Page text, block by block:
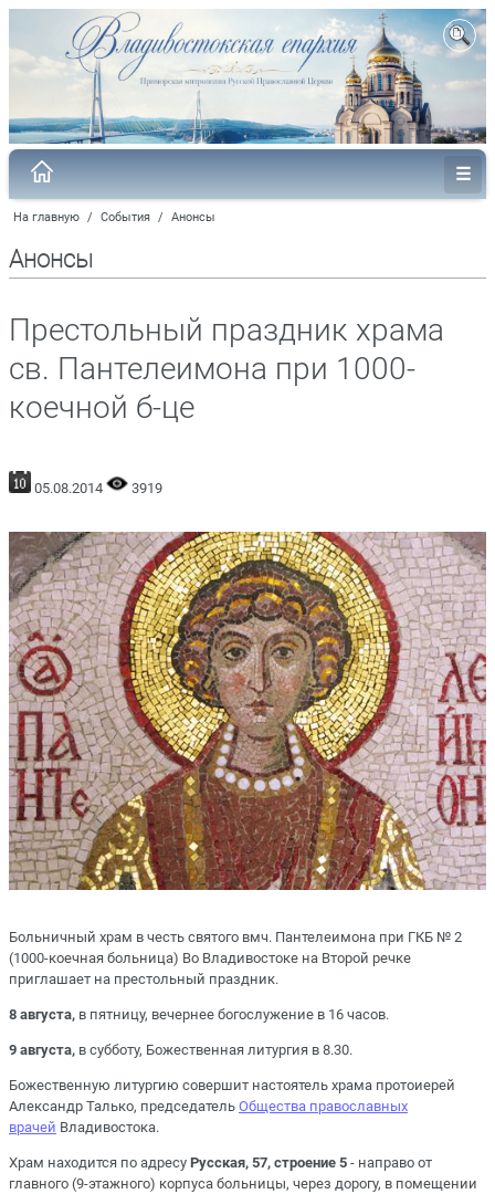
На главную / События / Анонсы
Анонсы
Престольный праздник храма
св. Пантелеимона при 1000-
коечной б-це
05.08.2014 3919
Больничный храм в честь святого вмч. Пантелеимона при ГКБ № 2
(1000-коечная больница) Во Владивостоке на Второй речке
приглашает на престольный праздник.
8 августа, в пятницу, вечернее богослужение в 16 часов.
9 августа, в субботу, Божественная литургия в 8.30.
Божественную литургию совершит настоятель храма протоиерей
Александр Талько, председатель Общества православных
врачей Владивостока.
Храм находится по адресу Русская, 57, строение 5 - направо от
главного (9-этажного) корпуса больницы, через дорогу, в помещении